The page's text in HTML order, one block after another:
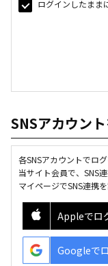
ログインしたまま
SNSアカウン
各SNSアカウントでロ
当サイト会員で、SNS
マイページでSNS連携
Appleでロ
Googleで